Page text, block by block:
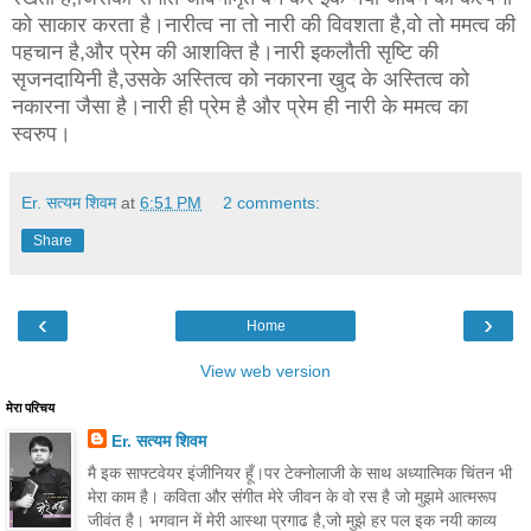
को साकार करता है।नारीत्व ना तो नारी की विवशता है,वो तो ममत्व की
पहचान है,और प्रेम की आशक्ति है।नारी इकलौती सृष्टि की
सृजनदायिनी है,उसके अस्तित्व को नकारना खुद के अस्तित्व को
नकारना जैसा है।नारी ही प्रेम है और प्रेम ही नारी के ममत्व का
स्वरुप।
Er. सत्यम शिवम at 6:51 PM 2 comments:
Share
‹ ›
Home
View web version
मेरा परिचय
Er. सत्यम शिवम
मै इक साफ्टवेयर इंजीनियर हूँ।पर टेक्नोलाजी के साथ अध्यात्मिक चिंतन भी
मेरा काम है। कविता और संगीत मेरे जीवन के वो रस है जो मुझमे आत्मरूप
जीवंत है। भगवान में मेरी आस्था प्रगाढ है,जो मुझे हर पल इक नयी काव्य‍